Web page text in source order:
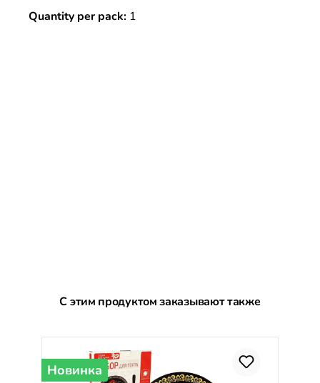
Quantity per pack: 1
Пропустить галерею продуктов
С этим продуктом заказывают также
Новинка